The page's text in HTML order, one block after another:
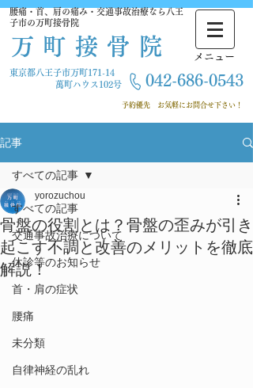
腰痛・首、肩の痛み・交通事故治療なら八王
子市の万町接骨院
万町接骨院 ​メニュー
東京都八王子市万町171-14
萬町ハウス102号
042-686-0543
​ 予約優先 お気軽にお問合せ下さい！
記事
すべての記事
交通事故治療について
休診等のお知らせ
首・肩の症状
腰痛
未分類
自律神経の乱れ
すべての記事
骨盤の役割とは？骨盤の歪みが引き
起こす不調と改善のメリットを徹底
解説！
yorozuchou